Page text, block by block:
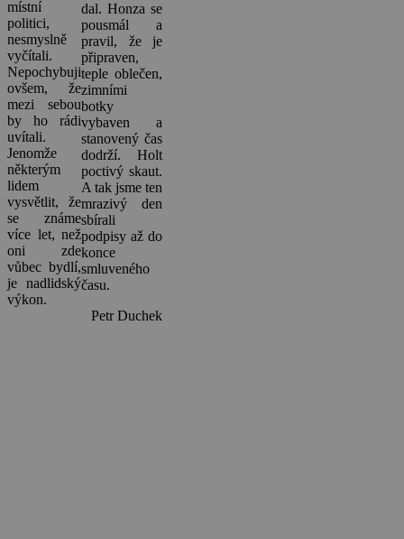
místní
politici,
nesmyslně
vyčítali.
Nepochybuji
ovšem, že
mezi sebou
by ho rádi
uvítali.
Jenomže
některým
lidem
vysvětlit, že
se známe
více let, než
oni zde
vůbec bydlí,
je nadlidský
výkon.
dal. Honza se
pousmál a
pravil, že je
připraven,
teple oblečen,
zimními
botky
vybaven a
stanovený čas
dodrží. Holt
poctivý skaut.
A tak jsme ten
mrazivý den
sbírali
podpisy až do
konce
smluveného
času.
Petr Duchek